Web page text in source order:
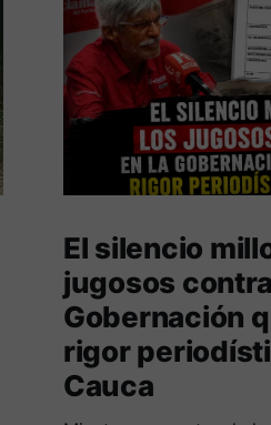
El silencio
jugosos
Gobernación
rigor
Cauca